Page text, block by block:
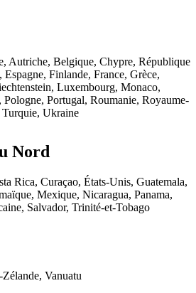
Autriche, Belgique, Chypre, République
Espagne, Finlande, France, Grèce,
Luxembourg, Monaco,
Pologne, Portugal, Roumanie, Royaume-
Turquie, Ukraine
Nord
Rica, Curaçao, États-Unis, Guatemala,
Mexique, Nicaragua, Panama,
Salvador, Trinité-et-Tobago
Vanuatu